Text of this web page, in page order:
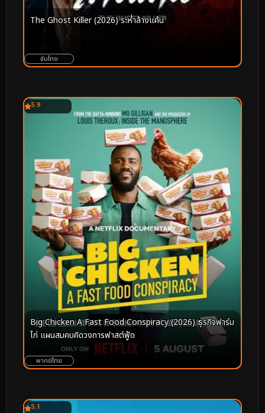
The Ghost Killer (2026) ระห่ำล้างแค้น
ซับไทย
5.9
Big Chicken A Fast Food Conspiracy (2026) ธุรกิจฟาร์ม
ไก่ แผนสมคบคิดวงการฟาสต์ฟู้ด
พากย์ไทย
5.1